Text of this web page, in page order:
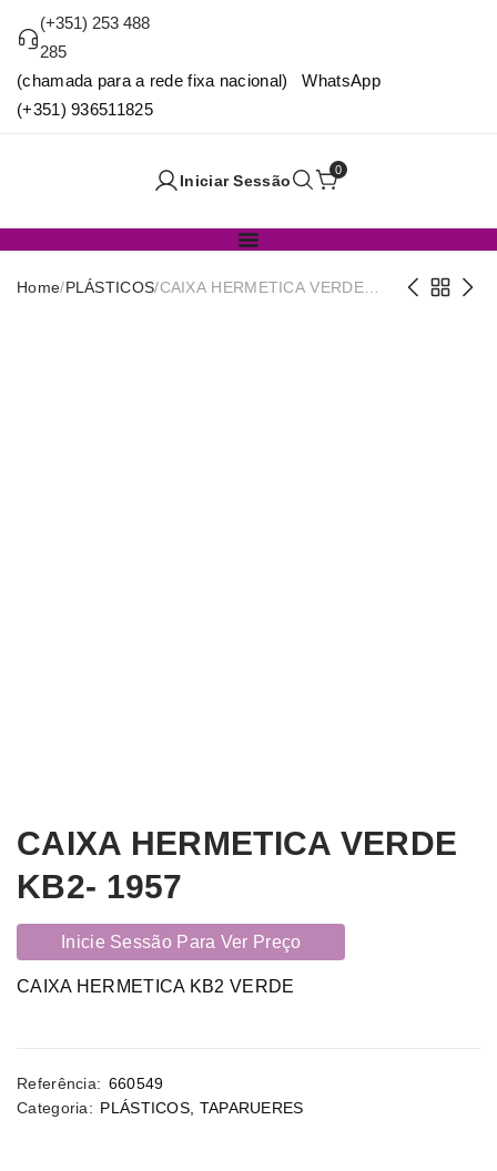
(+351) 253 488
285
(chamada para a rede fixa nacional) WhatsApp
(+351) 936511825
Iniciar Sessão
0
Home/PLÁSTICOS/CAIXA HERMETICA VERDE
CAIXA HERMETICA VERDE
KB2- 1957
Inicie Sessão Para Ver Preço
CAIXA HERMETICA KB2 VERDE
Referência: 660549
Categoria: PLÁSTICOS TAPARUERES